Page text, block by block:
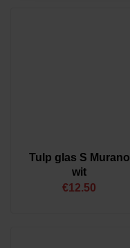
Tulp glas S Murano
wit
€12.50